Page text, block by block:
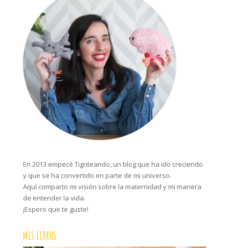
En 2013 empecé Tigriteando, un blog que ha ido creciendo
y que se ha convertido en parte de mi universo.
Aquí comparto mi visión sobre la maternidad y mi manera
de entender la vida.
¡Espero que te guste!
MIS LIBROS: